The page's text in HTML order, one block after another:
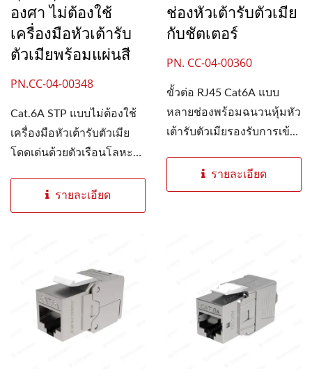
องศา ไม่ต้องใช้
เครื่องมือหัวเต้ารับ
ตัวเมียพร้อมแผ่นสี
PN.CC-04-00348
Cat.6A STP แบบไม่ต้องใช้
เครื่องมือหัวเต้ารับตัวเมีย
โดดเด่นด้วยตัวเรือนโลหะที่
รายละเอียด
ช่องหัวเต้ารับตัวเมีย
กับชัตเตอร์
PN. CC-04-00360
ขั้วต่อ RJ45 Cat6A แบบ
หลายช่องพร้อมฉนวนหุ้มหัว
เต้ารับตัวเมียรองรับการเข้า
รายละเอียด